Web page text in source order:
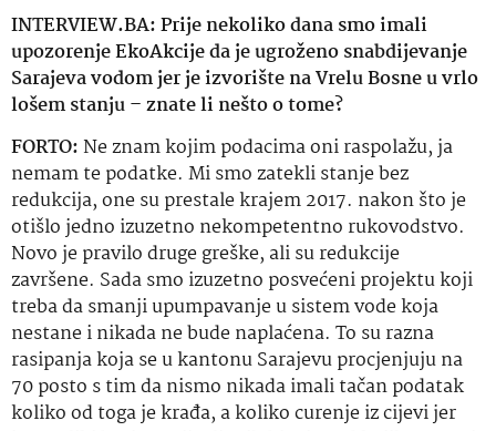
INTERVIEW.BA: Prije nekoliko dana smo imali
upozorenjeEkoAkcijeda je ugroženo snabdijevanje
Sarajeva vodom jer je izvorište na Vrelu Bosne u vrlo
lošem stanju – znate li nešto o tome?
FORTO:Ne znam kojim podacima oni raspolažu, ja
nemam te podatke. Mi smo zatekli stanje bez
redukcija, one su prestale krajem 2017. nakon što je
otišlo jedno izuzetno nekompetentno rukovodstvo.
Novo je pravilo druge greške, ali su redukcije
završene. Sada smo izuzetno posvećeni projektu koji
treba da smanji upumpavanje u sistem vode koja
nestane i nikada ne bude naplaćena. To su razna
rasipanja koja se u kantonu Sarajevu procjenjuju na
70 posto s tim da nismo nikada imalitačanpodatak
koliko od toga je krađa, a koliko curenje iz cijevi jer